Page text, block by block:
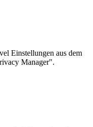
Einstellungen aus dem
Manager".